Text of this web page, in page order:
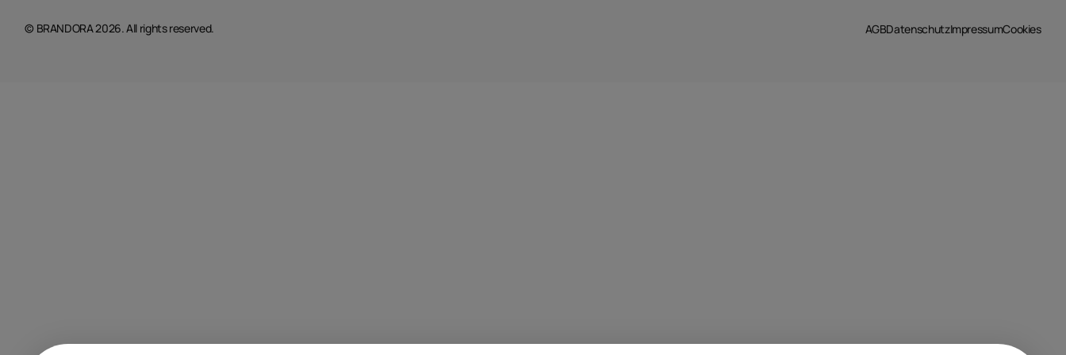
© BRANDORA 2026. All rights reserved. AGBDatenschutzImpressumCookies